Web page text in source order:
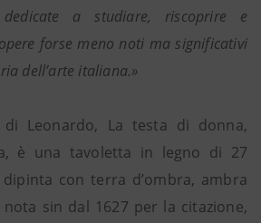
dedicate a studiare, riscoprire e
forse meno noti ma significativi
dell’arte italiana.»
Leonardo, La testa di donna,
è una tavoletta in legno di 27
con terra d’ombra, ambra
sin dal 1627 per la citazione,